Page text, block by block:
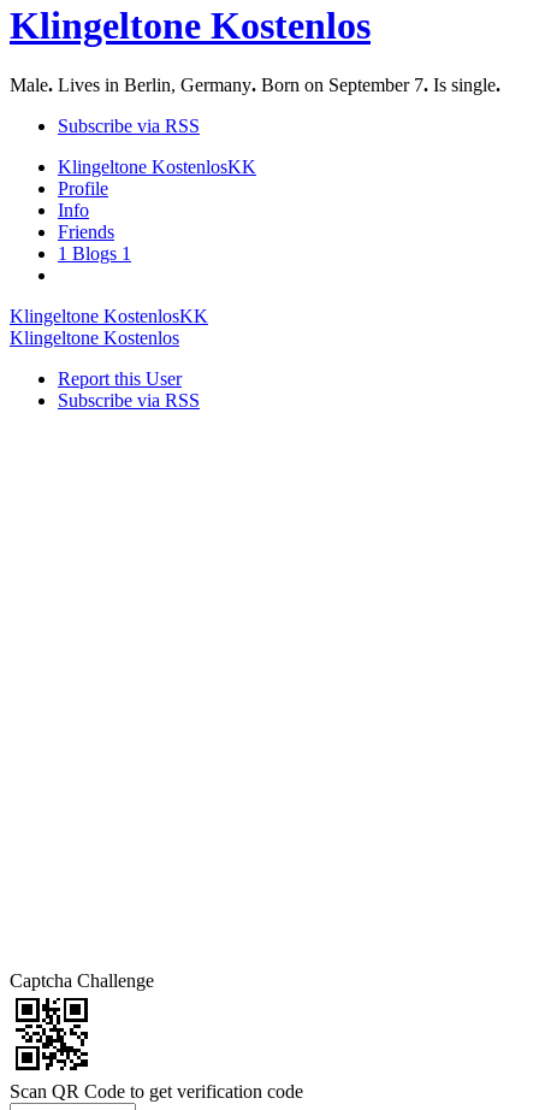
Klingeltone Kostenlos
Male. Lives in Berlin, Germany. Born on September 7. Is single.
Subscribe via RSS
Klingeltone KostenlosKK
Profile
Info
Friends
1 Blogs 1
Klingeltone KostenlosKK
Klingeltone Kostenlos
Report this User
Subscribe via RSS
Captcha Challenge
Scan QR Code to get verification code